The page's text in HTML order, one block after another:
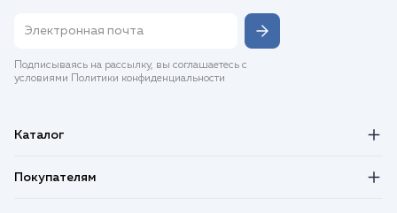
Подписываясь на рассылку, вы соглашаетесь с
условиями Политики конфиденциальности
Каталог
Покупателям